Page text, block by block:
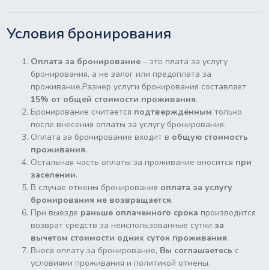
Условия бронирования
Оплата за бронирование– это плата за услугу
бронирования, а не залог или предоплата за
проживание.Размер услуги бронирования составляет
15% от общей стоимости проживания.
Бронирование считается подтверждённым только
после внесения оплаты за услугу бронирования.
Оплата за бронирование входит в общую стоимость
проживания.
Остальная часть оплаты за проживание вносится при
заселении.
В случае отмены бронирования оплата за услугу
бронирования не возвращается.
При выезде раньше оплаченного срока производится
возврат средств за неиспользованные сутки за
вычетом стоимости одних суток проживания.
Внося оплату за бронирование, Вы соглашаетесь с
условиями проживания и политикой отмены.